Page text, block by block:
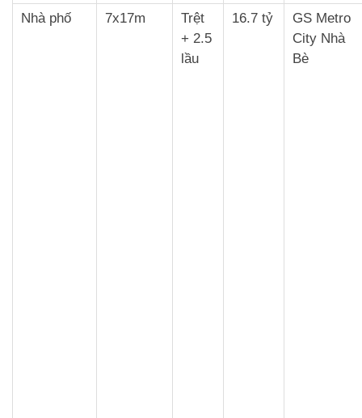
Nhà phố 7x17m
Trệt
+ 2.5
lầu
16.7 tỷ
GS Metro
City Nhà
Bè